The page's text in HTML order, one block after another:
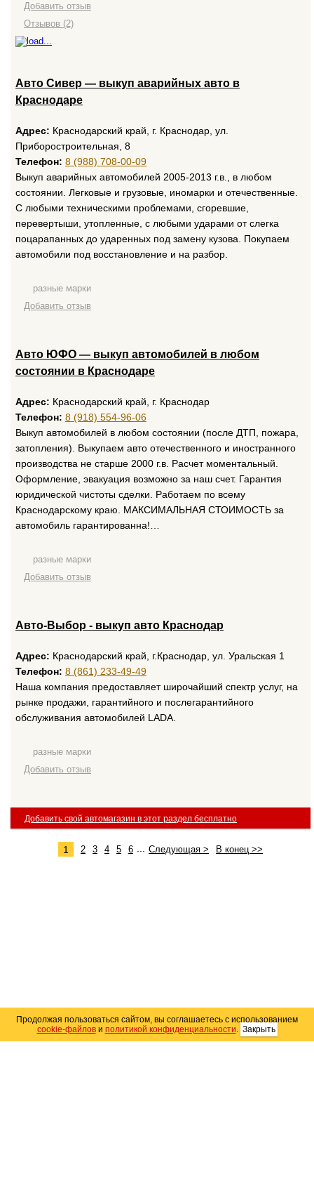
Добавить отзыв
Отзывов (2)
Авто Сивер — выкуп аварийных авто в
Краснодаре
Адрес: Краснодарский край, г. Краснодар, ул.
Приборостроительная, 8
Телефон: 8 (988) 708-00-09
Выкуп аварийных автомобилей 2005-2013 г.в., в любом
состоянии. Легковые и грузовые, иномарки и отечественные.
С любыми техническими проблемами, сгоревшие,
перевертыши, утопленные, с любыми ударами от слегка
поцарапанных до ударенных под замену кузова. Покупаем
автомобили под восстановление и на разбор.
разные марки
Добавить отзыв
Авто ЮФО — выкуп автомобилей в любом
состоянии в Краснодаре
Адрес: Краснодарский край, г. Краснодар
Телефон: 8 (918) 554-96-06
Выкуп автомобилей в любом состоянии (после ДТП, пожара,
затопления). Выкупаем авто отечественного и иностранного
производства не старше 2000 г.в. Расчет моментальный.
Оформление, эвакуация возможно за наш счет. Гарантия
юридической чистоты сделки. Работаем по всему
Краснодарскому краю. МАКСИМАЛЬНАЯ СТОИМОСТЬ за
автомобиль гарантированна!…
разные марки
Добавить отзыв
Авто-Выбор - выкуп авто Краснодар
Адрес: Краснодарский край, г.Краснодар, ул. Уральская 1
Телефон: 8 (861) 233-49-49
Наша компания предоставляет широчайший спектр услуг, на
рынке продажи, гарантийного и послегарантийного
обслуживания автомобилей LADA.
разные марки
Добавить отзыв
Добавить свой автомагазин в этот раздел бесплатно
1 2 3 4 5 6 Следующая > В конец >>
Продолжая пользоваться сайтом, вы соглашаетесь с использованием
cookie-файлови политикой конфиденциальности. Закрыть